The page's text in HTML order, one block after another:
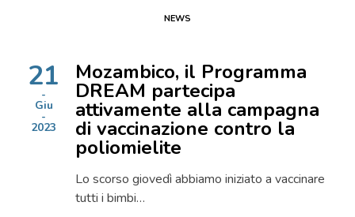
NEWS
21
Giu
2023
Mozambico, il Programma
DREAM partecipa
attivamente alla campagna
di vaccinazione contro la
poliomielite
Lo scorso giovedì abbiamo iniziato a vaccinare
tutti i bimbi…